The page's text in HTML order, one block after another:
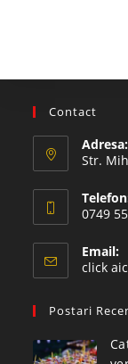
Contact
Adresa:
Str.
0749
Email:
click
Postari